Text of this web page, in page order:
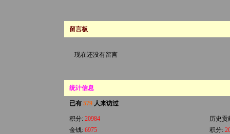
留言板
现在还没有留言
统计信息
已有 579 人来访过
积分: 20984
历史
金钱: 6975 积分: